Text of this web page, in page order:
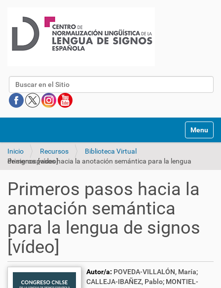
Buscar
Mostrar/
Inicio Recursos
Biblioteca Virtual
Primeros pasos hacia la anotación semántica para la lengua de signos [vídeo]
Primeros pasos hacia la
anotación semántica
para la lengua de signos
[vídeo]
Autor/a: POVEDA-VILLALÓN, María;
CALLEJA-IBAÑEZ, Pablo; MONTIEL-